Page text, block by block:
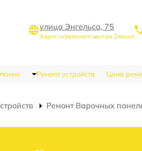
улица Энгельса, 75
Адрес сервисного центра Zanussi
Ремонт устройств Цена
Ремонт Варочных